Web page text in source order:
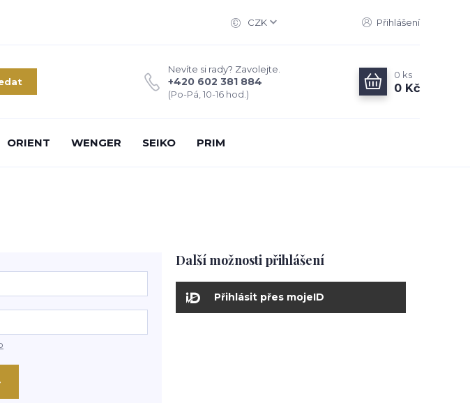
CZK Přihlášení
Nevíte si rady? Zavolejte.
+420 602 381 884
(Po-Pá, 10-16 hod.)
0 ks
0 Kč
ORIENT WENGER SEIKO PRIM
Další možnosti přihlášení
Přihlásit přes mojeID